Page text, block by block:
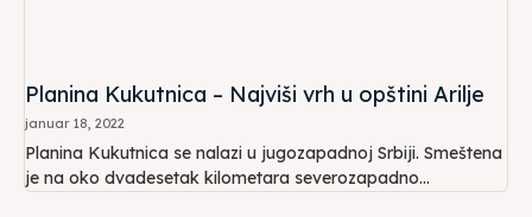
Planina Kukutnica – Najviši vrh u opštini Arilje
januar 18, 2022
Planina Kukutnica se nalazi u jugozapadnoj Srbiji. Smeštena
je na oko dvadesetak kilometara severozapadno...